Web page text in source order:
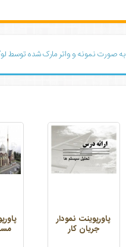
به صورت نمونه و واتر مارک شده توسط
پاورپوینت نمودار
جریان کار